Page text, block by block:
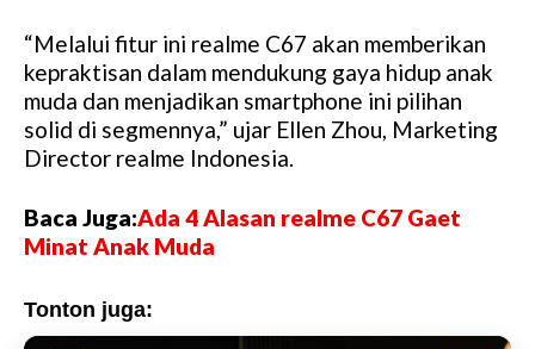
“Melalui fitur ini realme C67 akan memberikan
kepraktisan dalam mendukung gaya hidup anak
muda dan menjadikan smartphone ini pilihan
solid di segmennya,” ujar Ellen Zhou, Marketing
Director realme Indonesia.
Baca Juga:Ada 4 Alasan realme C67 Gaet
Minat Anak Muda
Tonton juga: